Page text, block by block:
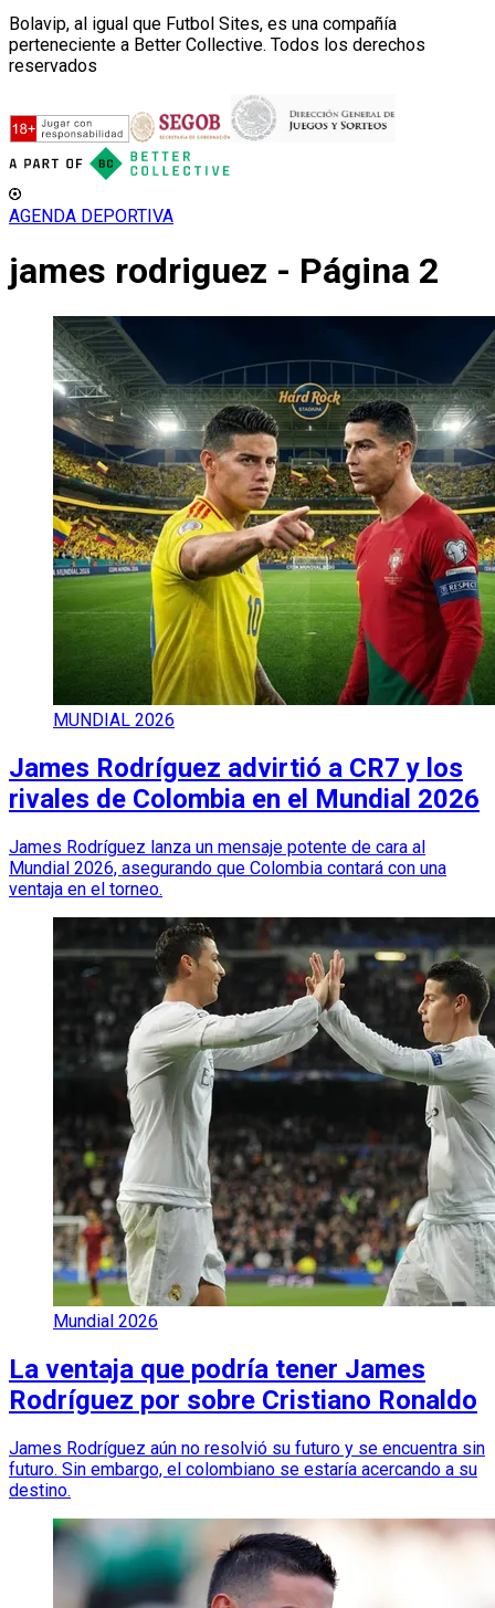
Bolavip, al igual que Futbol Sites, es una compañía
perteneciente a Better Collective. Todos los derechos
reservados
AGENDA DEPORTIVA
james rodriguez - Página 2
MUNDIAL 2026
James Rodríguez advirtió a CR7 y los
rivales de Colombia en el Mundial 2026
James Rodríguez lanza un mensaje potente de cara al
Mundial 2026, asegurando que Colombia contará con una
ventaja en el torneo.
Mundial 2026
La ventaja que podría tener James
Rodríguez por sobre Cristiano Ronaldo
James Rodríguez aún no resolvió su futuro y se encuentra sin
futuro. Sin embargo, el colombiano se estaría acercando a su
destino.